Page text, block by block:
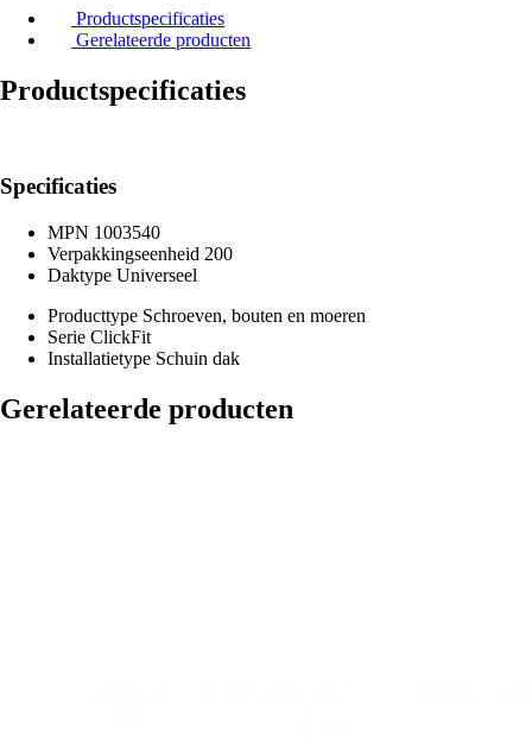
Productspecificaties
Gerelateerde producten
Productspecificaties
Specificaties
MPN 1003540
Verpakkingseenheid 200
Daktype Universeel
Producttype Schroeven, bouten en moeren
Serie ClickFit
Installatietype Schuin dak
Gerelateerde producten